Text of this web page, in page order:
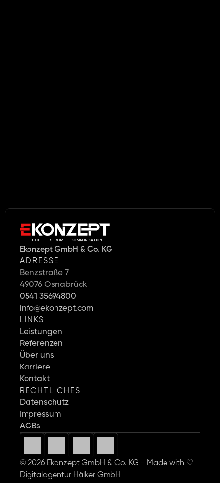
LICHT     STROM      KOMMUNIKATION
Ekonzept GmbH & Co. KG
ADRESSE
Benzstraße 7
49076 Osnabrück
0541 35694800
info@ekonzept.com
LINKS
Leistungen
Referenzen
Über uns
Karriere
Kontakt
RECHTLICHES
Datenschutz
Impressum
AGBs
Digitalagentur Hälker GmbH